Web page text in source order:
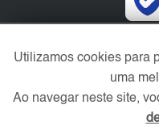
Utilizamos cookies para
uma
Ao navegar neste site,